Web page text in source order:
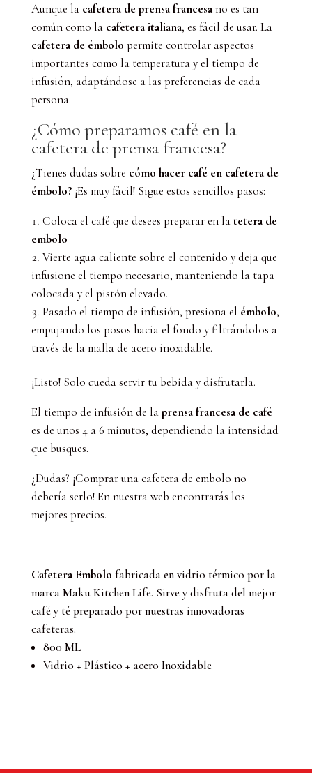
Aunque la cafetera de prensa francesa no es tan
común como la cafetera italiana, es fácil de usar. La
cafetera de émbolo permite controlar aspectos
importantes como la temperatura y el tiempo de
infusión, adaptándose a las preferencias de cada
persona.
¿Cómo preparamos café en la
cafetera de prensa francesa?
¿Tienes dudas sobre cómo hacer café en cafetera de
émbolo?¡Es muy fácil! Sigue estos sencillos pasos:
Coloca el café que desees preparar en latetera de
embolo
Vierte agua caliente sobre el contenido y deja que
infusione el tiempo necesario, manteniendo la tapa
colocada y el pistón elevado.
Pasado el tiempo de infusión, presiona el émbolo,
empujando los posos hacia el fondo y filtrándolos a
través de la malla de acero inoxidable.
¡Listo! Solo queda servir tu bebida y disfrutarla.
El tiempo de infusión de laprensa francesa de café
es de unos 4 a 6 minutos, dependiendo la intensidad
que busques.
¿Dudas? ¡Comprar una cafetera de embolo no
debería serlo! En nuestra web encontrarás los
mejores precios.
Cafetera Embolo fabricada en vidrio térmico por la
marca Maku Kitchen Life. Sirve y disfruta del mejor
café y té preparado por nuestras innovadoras
cafeteras.
800 ML
Vidrio + Plástico + acero Inoxidable